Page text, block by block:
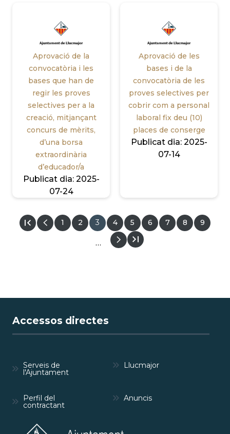
Aprovació de la
convocatòria i les
bases que han de
regir les proves
selectives per a la
creació, mitjançant
concurs de mèrits,
d’una borsa
extraordinària
d’educador/a
Publicat dia: 2025-
07-24
Aprovació de les
bases i de la
convocatòria de les
proves selectives per
cobrir com a personal
laboral fix deu (10)
places de conserge
Publicat dia: 2025-
07-14
PAGINACIÓ
Pàgina
1 Pàgina
2
Pàgina
actual
3 Pàgina
4 Pàgina
5 Pàgina
6 Pàgina
7 Pàgina
8 Pàgina
9
…
Accessos directes
Serveis de
l'Ajuntament
Llucmajor
Perfil del
contractant
Anuncis